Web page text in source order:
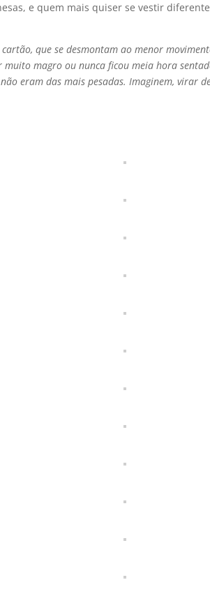
e quem mais quiser se vestir
que se desmontam ao menor
muito magro ou nunca ficou meia hora
eram das mais pesadas. Imaginem, virar